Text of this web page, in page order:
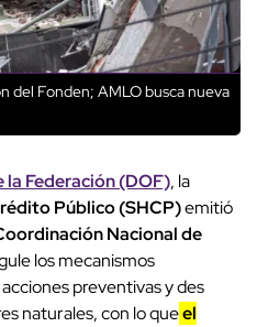
del Fonden; AMLO busca nueva
la Federación (DOF), la
Público (SHCP)emitió
Nacional de
los mecanismos
preventivas y des
naturales, con lo queel